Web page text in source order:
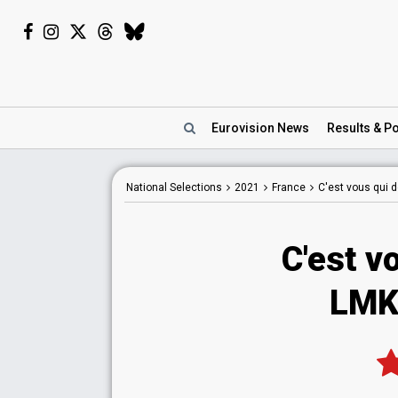
Eurovision News Results &
National Selections 2021 France C'est vous qui
C'est